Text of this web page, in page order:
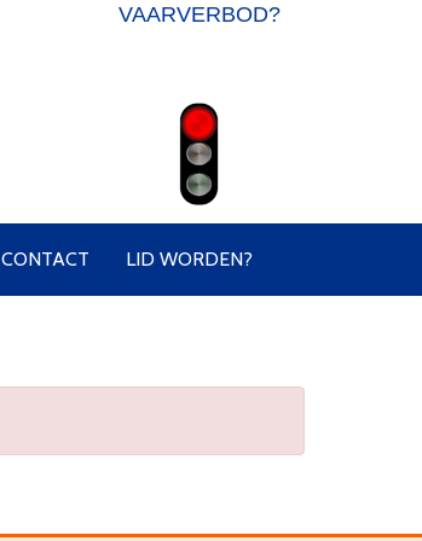
VAARVERBOD?
CONTACT LID WORDEN?